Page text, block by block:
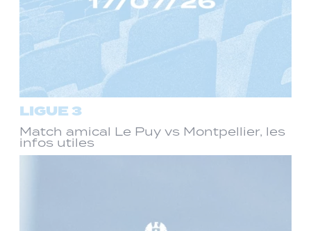
LIGUE 3
Match amical Le Puy vs Montpellier, les
infos utiles